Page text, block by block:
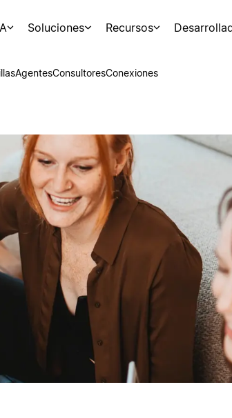
Soluciones Recursos
AgentesConsultoresConexiones